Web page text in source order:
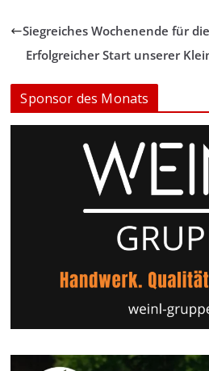
Siegreiches Wochenende für
Erfolgreicher Start unserer
Sponsor des Monats